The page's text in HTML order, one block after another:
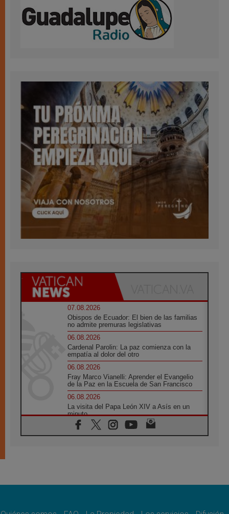
07.08.2026
Obispos de Ecuador: El bien de las familias
no admite premuras legislativas
06.08.2026
Cardenal Parolin: La paz comienza con la
empatía al dolor del otro
06.08.2026
Fray Marco Vianelli: Aprender el Evangelio
de la Paz en la Escuela de San Francisco
06.08.2026
La visita del Papa León XIV a Asís en un
minuto
06.08.2026
El agradecimiento de los jóvenes al Papa:
Comienzan "Diez Días Oración por la Paz"